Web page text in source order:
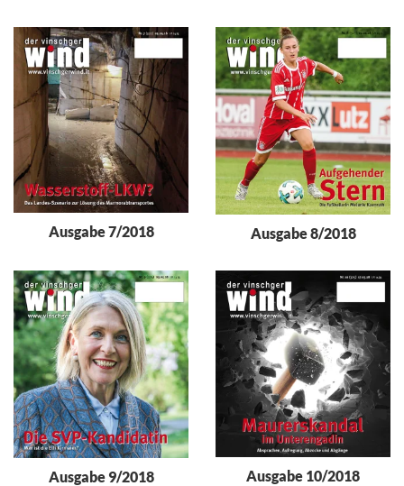
Ausgabe 7/2018 Ausgabe 8/2018
Ausgabe 9/2018 Ausgabe 10/2018